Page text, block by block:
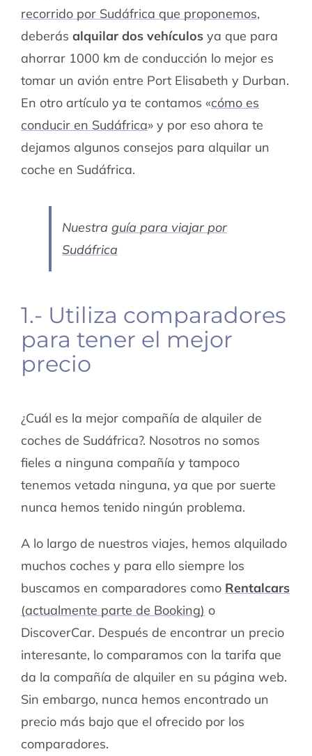
recorrido por Sudáfrica que proponemos,
deberás alquilar dos vehículosya que para
ahorrar 1000 km de conducción lo mejor es
tomar un avión entre Port Elisabeth y Durban.
En otro artículo ya te contamos «cómo es
conducir en Sudáfrica» y por eso ahora te
dejamos algunos consejos para alquilar un
coche en Sudáfrica.
Nuestra guía para viajar por
Sudáfrica
1.- Utiliza comparadores
para tener el mejor
precio
¿Cuál es la mejor compañía de alquiler de
coches de Sudáfrica?. Nosotros no somos
fieles a ninguna compañía y tampoco
tenemos vetada ninguna, ya que por suerte
nunca hemos tenido ningún problema.
A lo largo de nuestros viajes, hemos alquilado
muchos coches y para ello siempre los
buscamos en comparadores como Rentalcars
(actualmente parte de Booking) o
DiscoverCar. Después de encontrar un precio
interesante, lo comparamos con la tarifa que
da la compañía de alquiler en su página web.
Sin embargo, nunca hemos encontrado un
precio más bajo que el ofrecido por los
comparadores.